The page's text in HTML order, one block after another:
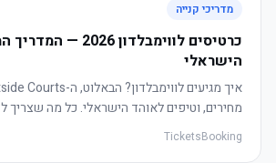
מדריכי קנייה
כרטיסים לווימבלדון
הישראלי
מחירים, וטיפים לאוהד הישראלי. כל מה שצריך
סלאם הוותיק בעולם.
TicketsBooking